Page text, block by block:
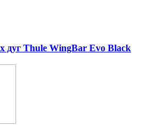
дуг Thule WingBar Evo Black